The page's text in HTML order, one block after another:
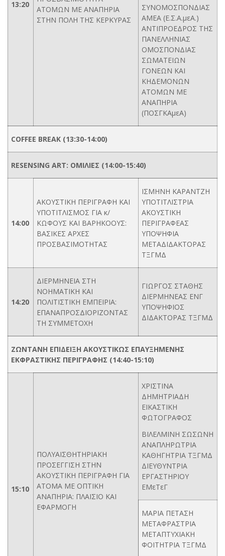
13:20
ΑΤΟΜΩΝ ΜΕ ΑΝΑΠΗΡΙΑ
ΣΤΗΝ ΠΟΛΗ ΤΗΣ ΚΕΡΚΥΡΑΣ
ΣYNOMOΣΠONΔIAΣ
AMEA (E.Σ.A.μεA.)
ANTIΠPOEΔPOΣ THΣ
ΠANEΛΛHNIAΣ
OMOΣΠONΔIAΣ
ΣΩMATEIΩN
ΓONEΩN KAI
KHΔEMONΩN
ATOMΩN ME
ANAΠHPIA
(ΠΟΣΓΚΑμεΑ)
COFFEE BREAK (13:30-14:00)
RESENSING ART: ΟΜΙΛΙΕΣ (14:00-15:40)
14:00
ΑΚΟΥΣΤΙΚΗ ΠΕΡΙΓΡΑΦΗ ΚΑΙ
ΥΠΟΤΙΤΛΙΣΜΟΣ ΓΙΑ κ/
ΚΩΦΟΥΣ ΚΑΙ ΒΑΡΗΚΟΟΥΣ:
ΒΑΣΙΚΕΣ ΑΡΧΕΣ
ΠΡΟΣΒΑΣΙΜΟΤΗΤΑΣ
ΙΣΜΗΝΗ ΚΑΡΑΝΤΖΗ
ΥΠΟΤΙΤΛΙΣΤΡΙΑ
ΑΚΟΥΣΤΙΚΗ
ΠΕΡΙΓΡΑΦΕΑΣ
ΥΠΟΨΗΦΙΑ
ΜΕΤΑΔΙΔΑΚΤΟΡΑΣ
ΤΞΓΜΔ
14:20
ΔΙΕΡΜΗΝΕΙΑ ΣΤΗ
ΝΟΗΜΑΤΙΚΗ ΚΑΙ
ΠΟΛΙΤΙΣΤΙΚΗ ΕΜΠΕΙΡΙΑ:
ΕΠΑΝΑΠΡΟΣΔΙΟΡΙΖΟΝΤΑΣ
ΤΗ ΣΥΜΜΕΤΟΧΗ
ΓΙΩΡΓΟΣ ΣΤΑΘΗΣ
ΔΙΕΡΜΗΝΕΑΣ ΕΝΓ
ΥΠΟΨΗΦΙΟΣ
ΔΙΔΑΚΤΟΡΑΣ ΤΞΓΜΔ
ΖΩΝΤΑΝΗ ΕΠΙΔΕΙΞΗ ΑΚΟΥΣΤΙΚΩΣ ΕΠΑΥΞΗΜΕΝΗΣ
ΕΚΦΡΑΣΤΙΚΗΣ ΠΕΡΙΓΡΑΦΗΣ (14:40-15:10)
15:10
ΠΟΛΥΑΙΣΘΗΤΗΡΙΑΚΗ
ΠΡΟΣΕΓΓΙΣΗ ΣΤΗΝ
ΑΚΟΥΣΤΙΚΗ ΠΕΡΙΓΡΑΦΗ ΓΙΑ
ΑΤΟΜΑ ΜΕ ΟΠΤΙΚΗ
ΑΝΑΠΗΡΙΑ: ΠΛΑΙΣΙΟ ΚΑΙ
ΕΦΑΡΜΟΓΗ
ΧΡΙΣΤΙΝΑ
ΔΗΜΗΤΡΙΑΔΗ
ΕΙΚΑΣΤΙΚΗ
ΦΩΤΟΓΡΑΦΟΣ
ΒΙΛΕΛΜΙΝΗ ΣΩΣΩΝΗ
ΑΝΑΠΛΗΡΩΤΡΙΑ
ΚΑΘΗΓΗΤΡΙΑ ΤΞΓΜΔ
ΔΙΕΥΘΥΝΤΡΙΑ
ΕΡΓΑΣΤΗΡΙΟΥ
ΕΜεΤεΓ
ΜΑΡΙΑ ΠΕΤΑΣΗ
ΜΕΤΑΦΡΑΣΤΡΙΑ
ΜΕΤΑΠΤΥΧΙΑΚΗ
ΦΟΙΤΗΤΡΙΑ ΤΞΓΜΔ